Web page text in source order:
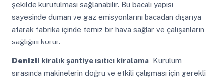
şekilde kurutulması sağlanabilir. Bu bacalı yapısı
sayesinde duman ve gaz emisyonlarını bacadan dışarıya
atarak fabrika içinde temiz bir hava sağlar ve çalışanların
sağlığını korur.
Denizli kiralık şantiye ısıtıcı kiralamaKurulum
sırasında makinelerin doğru ve etkili çalışması için gerekli